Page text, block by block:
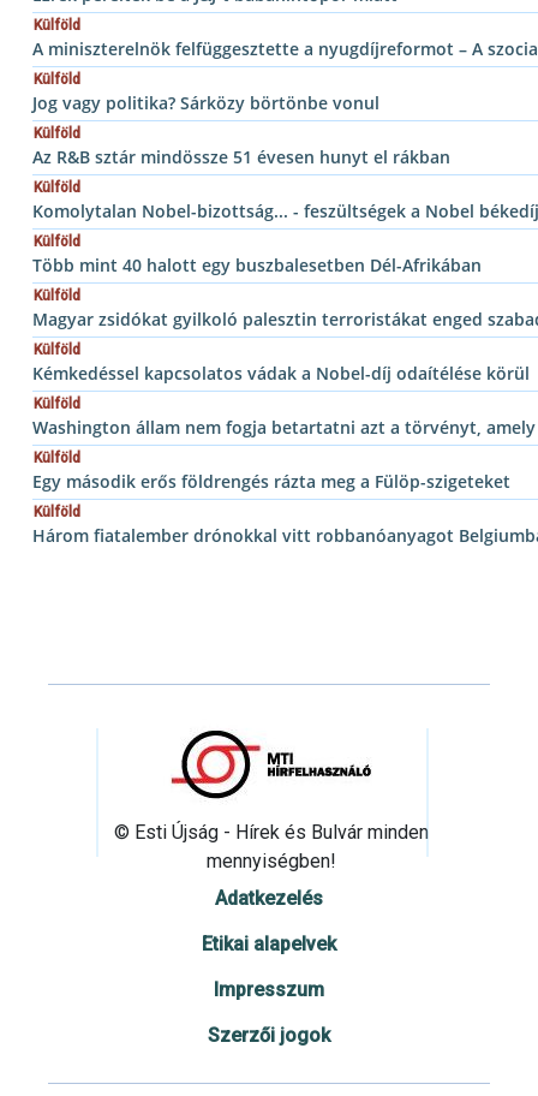
Külföld
A miniszterelnök felfüggesztette a nyugdíjreformot – A
Külföld
Jog vagy politika? Sárközy börtönbe vonul
Külföld
Az R&B sztár mindössze 51 évesen hunyt el rákban
Külföld
Komolytalan Nobel-bizottság... - feszültségek a Nobel
Külföld
Több mint 40 halott egy buszbalesetben Dél-Afrikában
Külföld
Magyar zsidókat gyilkoló palesztin terroristákat enged
Külföld
Kémkedéssel kapcsolatos vádak a Nobel-díj odaítélése körül
Külföld
Washington állam nem fogja betartatni azt a törvényt,
Külföld
Egy második erős földrengés rázta meg a Fülöp-szigeteket
Külföld
Három fiatalember drónokkal vitt robbanóanyagot
© Esti Újság - Hírek és Bulvár minden
mennyiségben!
Adatkezelés
Etikai alapelvek
Impresszum
Szerzői jogok